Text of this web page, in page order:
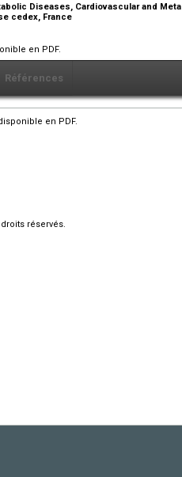
Diseases, Cardiovascular and
cedex, France
en PDF.
Références
en PDF.
réservés.